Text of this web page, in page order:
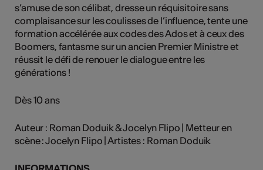
s’amuse de son célibat, dresse un réquisitoire sans
complaisance sur les coulisses de l’influence, tente une
formation accélérée aux codes des Ados et à ceux des
Boomers, fantasme sur un ancien Premier Ministre et
réussit le défi de renouer le dialogue entre les
générations !
Dès 10 ans
Auteur : Roman Doduik & Jocelyn Flipo | Metteur en
scène : Jocelyn Flipo | Artistes : Roman Doduik